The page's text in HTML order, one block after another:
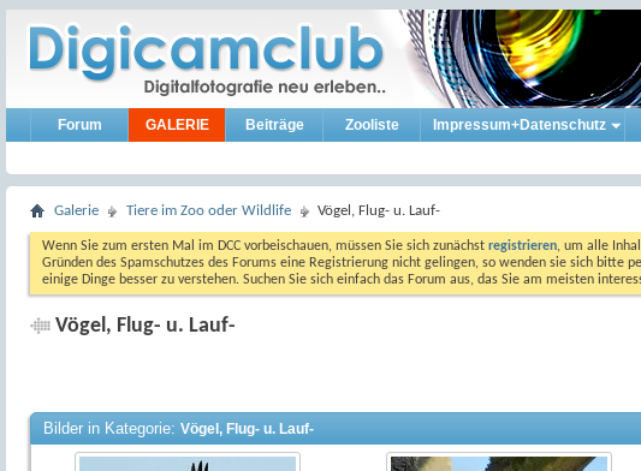
Forum GALERIE Beiträge Zooliste Impressum+Datenschutz
Galerie Tiere im Zoo oder Wildlife Vögel, Flug- u. Lauf-
Wenn Sie zum ersten Mal im DCC vorbeischauen, müssen Sie sich zunächst registrieren, um alle
Gründen des Spamschutzes des Forums eine Registrierung nicht gelingen, so wenden sie sich bitte
einige Dinge besser zu verstehen. Suchen Sie sich einfach das Forum aus, das Sie am meisten
Vögel, Flug- u. Lauf-
Bilder in Kategorie: Vögel, Flug- u. Lauf-